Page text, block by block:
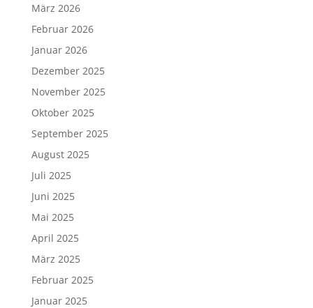
März 2026
Februar 2026
Januar 2026
Dezember 2025
November 2025
Oktober 2025
September 2025
August 2025
Juli 2025
Juni 2025
Mai 2025
April 2025
März 2025
Februar 2025
Januar 2025